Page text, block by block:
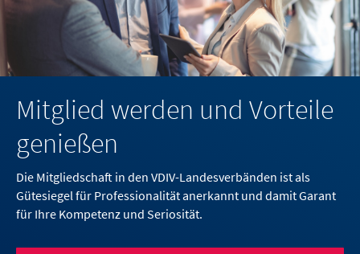
Mitglied werden und Vorteile
genießen
Die Mitgliedschaft in den VDIV-Landesverbänden ist als
Gütesiegel für Professionalität anerkannt und damit Garant
für Ihre Kompetenz und Seriosität.